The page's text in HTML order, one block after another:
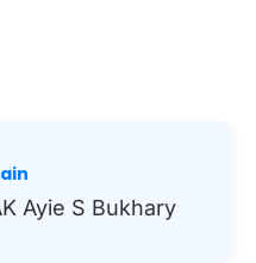
Ayie S Bukhary